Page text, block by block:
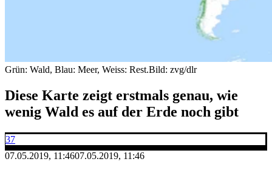
Grün: Wald, Blau: Meer, Weiss: Rest.Bild: zvg/dlr
Diese Karte zeigt erstmals genau, wie
wenig Wald es auf der Erde noch gibt
37
07.05.2019, 11:4607.05.2019, 11:46